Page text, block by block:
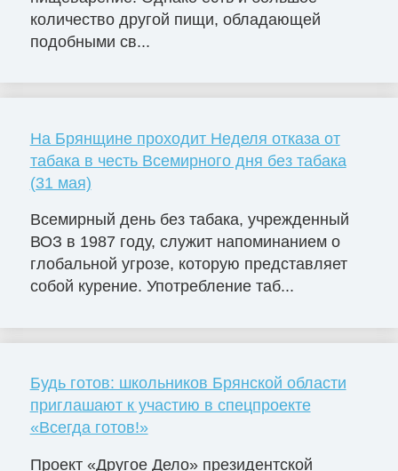
количество другой пищи, обладающей
подобными св...
На Брянщине проходит Неделя отказа от
табака в честь Всемирного дня без табака
(31 мая)
Всемирный день без табака, учрежденный
ВОЗ в 1987 году, служит напоминанием о
глобальной угрозе, которую представляет
собой курение. Употребление таб...
Будь готов: школьников Брянской области
приглашают к участию в спецпроекте
«Всегда готов!»
Проект «Другое Дело» президентской